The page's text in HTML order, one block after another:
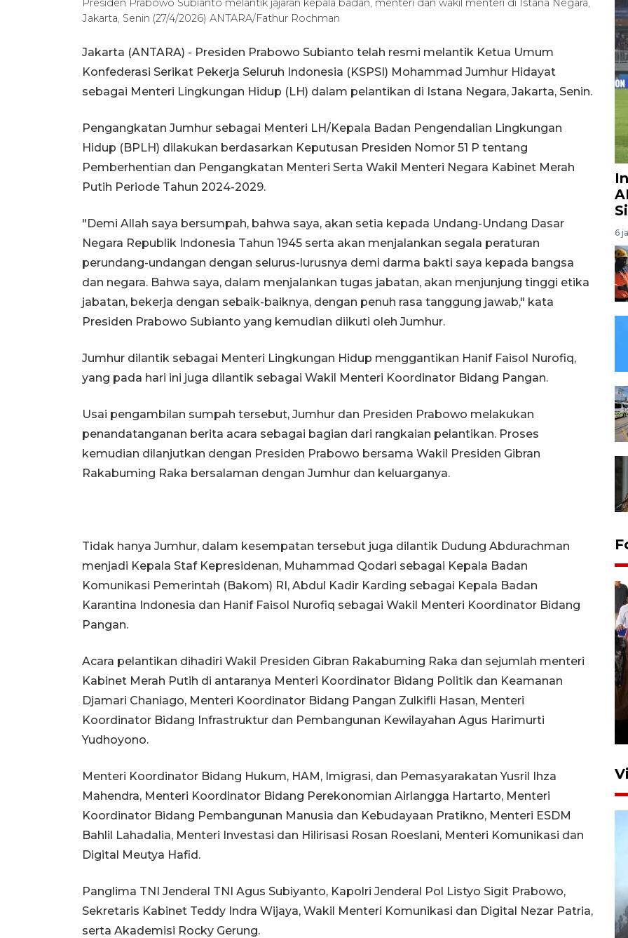
Presiden Prabowo Subianto melantik jajaran kepala badan, menteri dan wakil menteri di Istana Negara,
Jakarta, Senin (27/4/2026) ANTARA/Fathur Rochman
Jakarta (ANTARA) - Presiden Prabowo Subianto telah resmi melantik Ketua Umum
Konfederasi Serikat Pekerja Seluruh Indonesia (KSPSI) Mohammad Jumhur Hidayat
sebagai Menteri Lingkungan Hidup (LH) dalam pelantikan di Istana Negara, Jakarta, Senin.
Pengangkatan Jumhur sebagai Menteri LH/Kepala Badan Pengendalian Lingkungan
Hidup (BPLH) dilakukan berdasarkan Keputusan Presiden Nomor 51 P tentang
Pemberhentian dan Pengangkatan Menteri Serta Wakil Menteri Negara Kabinet Merah
Putih Periode Tahun 2024-2029.
"Demi Allah saya bersumpah, bahwa saya, akan setia kepada Undang-Undang Dasar
Negara Republik Indonesia Tahun 1945 serta akan menjalankan segala peraturan
perundang-undangan dengan selurus-lurusnya demi darma bakti saya kepada bangsa
dan negara. Bahwa saya, dalam menjalankan tugas jabatan, akan menjunjung tinggi etika
jabatan, bekerja dengan sebaik-baiknya, dengan penuh rasa tanggung jawab," kata
Presiden Prabowo Subianto yang kemudian diikuti oleh Jumhur.
Jumhur dilantik sebagai Menteri Lingkungan Hidup menggantikan Hanif Faisol Nurofiq,
yang pada hari ini juga dilantik sebagai Wakil Menteri Koordinator Bidang Pangan.
Usai pengambilan sumpah tersebut, Jumhur dan Presiden Prabowo melakukan
penandatanganan berita acara sebagai bagian dari rangkaian pelantikan. Proses
kemudian dilanjutkan dengan Presiden Prabowo bersama Wakil Presiden Gibran
Rakabuming Raka bersalaman dengan Jumhur dan keluarganya.
Tidak hanya Jumhur, dalam kesempatan tersebut juga dilantik Dudung Abdurachman
menjadi Kepala Staf Kepresidenan, Muhammad Qodari sebagai Kepala Badan
Komunikasi Pemerintah (Bakom) RI, Abdul Kadir Karding sebagai Kepala Badan
Karantina Indonesia dan Hanif Faisol Nurofiq sebagai Wakil Menteri Koordinator Bidang
Pangan.
Acara pelantikan dihadiri Wakil Presiden Gibran Rakabuming Raka dan sejumlah menteri
Kabinet Merah Putih di antaranya Menteri Koordinator Bidang Politik dan Keamanan
Djamari Chaniago, Menteri Koordinator Bidang Pangan Zulkifli Hasan, Menteri
Koordinator Bidang Infrastruktur dan Pembangunan Kewilayahan Agus Harimurti
Yudhoyono.
Menteri Koordinator Bidang Hukum, HAM, Imigrasi, dan Pemasyarakatan Yusril Ihza
Mahendra, Menteri Koordinator Bidang Perekonomian Airlangga Hartarto, Menteri
Koordinator Bidang Pembangunan Manusia dan Kebudayaan Pratikno, Menteri ESDM
Bahlil Lahadalia, Menteri Investasi dan Hilirisasi Rosan Roeslani, Menteri Komunikasi dan
Digital Meutya Hafid.
Panglima TNI Jenderal TNI Agus Subiyanto, Kapolri Jenderal Pol Listyo Sigit Prabowo,
Sekretaris Kabinet Teddy Indra Wijaya, Wakil Menteri Komunikasi dan Digital Nezar Patria,
serta Akademisi Rocky Gerung.
6
Persebaya juara Piala
Presiden 2026
14 jam lalu
BPBD Jatim kerahkan "Drone
Water Spray" bantu padamkan